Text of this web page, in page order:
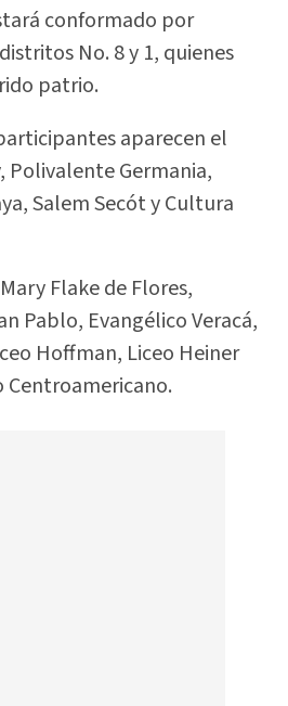
conformado por
No. 8 y 1, quienes
patrio.
aparecen el
Germania,
Salem Secót y Cultura
Flake de Flores,
Pablo, Evangélico Veracá,
Hoffman, Liceo Heiner
Centroamericano.